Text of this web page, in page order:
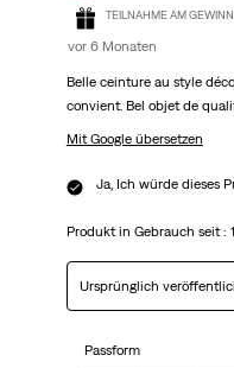
TEILNAHME AM
vor 6 Monaten
Belle ceinture au style
convient. Bel objet de
Mit Google übersetzen
Ja, Ich würde dieses
Produkt in Gebrauch seit :
Ursprünglich
Passform